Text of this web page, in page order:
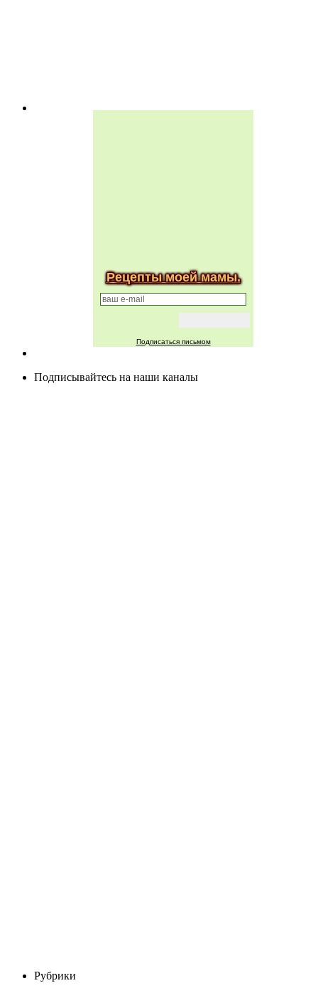
Рецепты моей мамы.
Подписаться письмом
Подписывайтесь на наши каналы
Рубрики